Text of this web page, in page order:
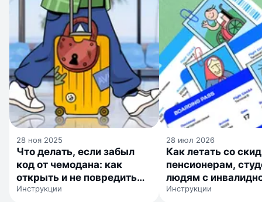
28 ноя 2025
Что делать, если забыл
код от чемодана: как
открыть и не повредить
замок
Инструкции
28 июл 2026
Как летать со
пенсионерам,
людям с
детям
Инструкции